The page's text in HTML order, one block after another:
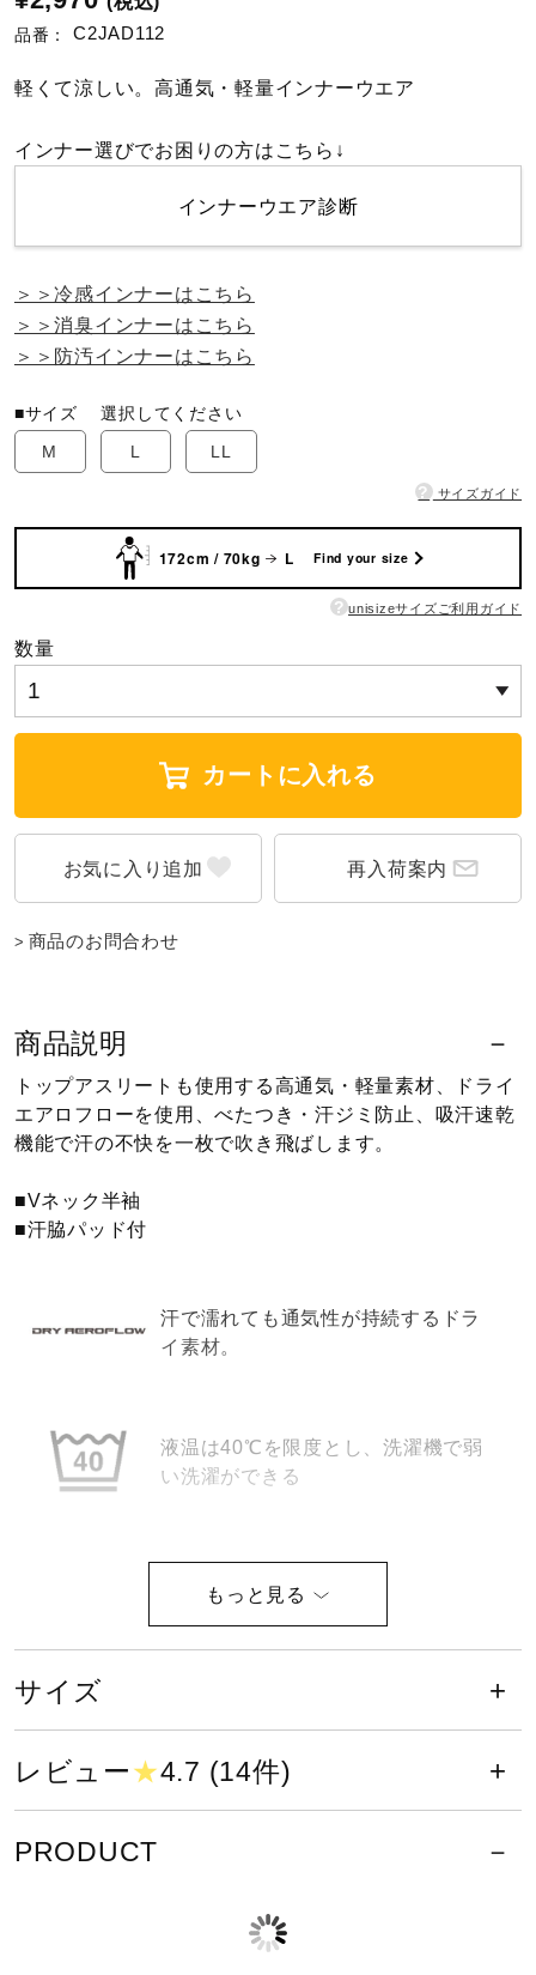
柔道
ワーキング
ウォーキングシューズ
インナー
寝具／ミズノスリープ
サポーター
健康／エクササイズ
メディカル
コラボ／ライセンス
サポート
取扱店一覧
品番： C2JAD112
軽くて涼しい。高通気・軽量インナーウエア
インナー選びでお困りの方はこちら↓
インナーウエア診断
＞＞冷感インナーはこちら
＞＞消臭インナーはこちら
＞＞防汚インナーはこちら
■サイズ選択してください
M
L LL
? サイズガイド
172cm / 70kg L Find your size
? unisizeサイズご利用ガイド
数量
カートに入れる
再入荷案内
商品のお問合わせ
商品説明
トップアスリートも使用する高通気・軽量素材、ドライ
エアロフローを使用、べたつき・汗ジミ防止、吸汗速乾
機能で汗の不快を一枚で吹き飛ばします。
■Vネック半袖
■汗脇パッド付
汗で濡れても通気性が持続するドラ
イ素材。
液温は40℃を限度とし、洗濯機で弱
い洗濯ができる
塩素系及び酸素系漂白剤の使用禁止
タンブル乾燥禁止
底面温度120℃を限度としてアイロ
ン仕上げができる
サイズ
レビュー★4.7 (14件)
PRODUCT